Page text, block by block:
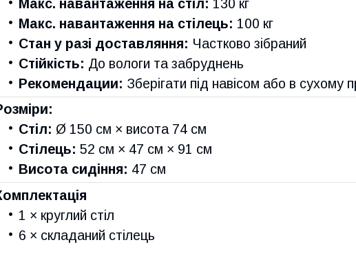
Макс. навантаження на стіл: 130 кг
Макс. навантаження на стілець: 100 кг
Стан у разі доставляння: Частково зібраний
Стійкість: До вологи та забруднень
Рекомендации: Зберігати під навісом або в сухому
Стіл: Ø 150 см × висота 74 см
Стілець: 52 см × 47 см × 91 см
Висота сидіння: 47 см
1 × круглий стіл
6 × складаний стілець